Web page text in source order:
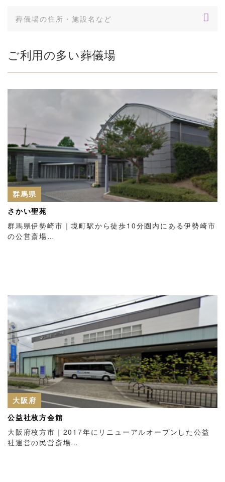
ご利用の多い葬儀場
群馬県
さかい聖苑
群馬県伊勢崎市｜境町駅から徒歩10分圏内にある伊勢崎市
の公営斎場…
大阪府
公益社枚方会館
大阪府枚方市｜2017年にリニューアルオープンした公益
社運営の民営斎場…